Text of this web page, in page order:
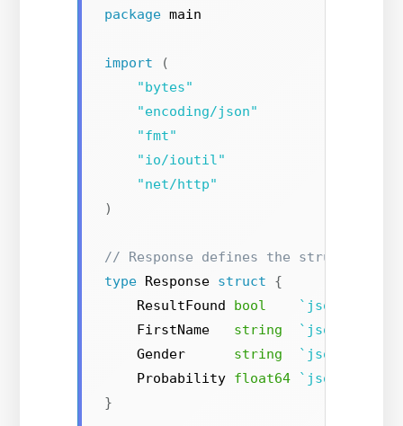
package main
import
(
"bytes"
"encoding/json"
"fmt"
"io/ioutil"
"net/http"
)
// Response defines the structure of
type Response struct
{
    ResultFound
bool
    FirstName
string
    Gender
string
    Probability
float64
}